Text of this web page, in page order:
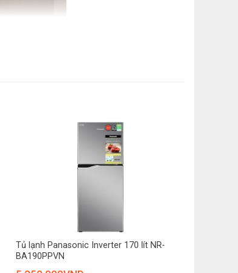
178 cm – Ngang 91.2 cm – Sâu
tủ vận hành êm ái, gần như không gây
Tủ lạnh Panasonic Inverter 170 lít NR-
BA190PPVN